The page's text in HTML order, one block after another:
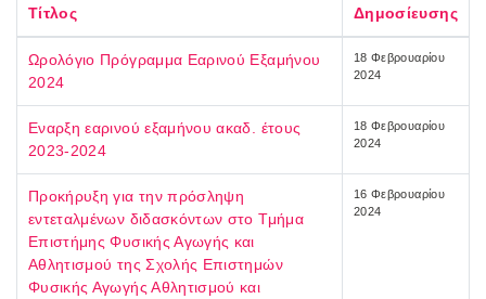
Τίτλος
Δημοσίευσης
Ωρολόγιο Πρόγραμμα Εαρινού Εξαμήνου
2024
18 Φεβρουαρίου
2024
Εναρξη εαρινού εξαμήνου ακαδ. έτους
2023-2024
18 Φεβρουαρίου
2024
Προκήρυξη για την πρόσληψη
εντεταλμένων διδασκόντων στο Τμήμα
Επιστήμης Φυσικής Αγωγής και
Αθλητισμού της Σχολής Επιστημών
Φυσικής Αγωγής Αθλητισμού και
16 Φεβρουαρίου
2024